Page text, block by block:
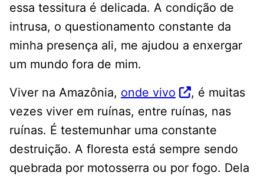
essa tessitura é delicada. A condição de
intrusa, o questionamento constante da
minha presença ali, me ajudou a enxergar
um mundo fora de mim.
Viver na Amazônia, onde vivo
, é muitas
vezes viver em ruínas, entre ruínas, nas
ruínas. É testemunhar uma constante
destruição. A floresta está sempre sendo
quebrada por motosserra ou por fogo. Dela